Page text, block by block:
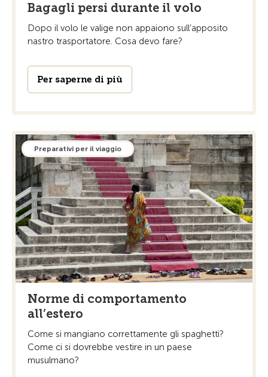
Bagagli persi durante il volo
Dopo il volo le valige non appaiono sull’apposito
nastro trasportatore. Cosa devo fare?
Per saperne di più
Preparativi per il viaggio
Norme di comportamento
all’estero
Come si mangiano correttamente gli spaghetti?
Come ci si dovrebbe vestire in un paese
musulmano?